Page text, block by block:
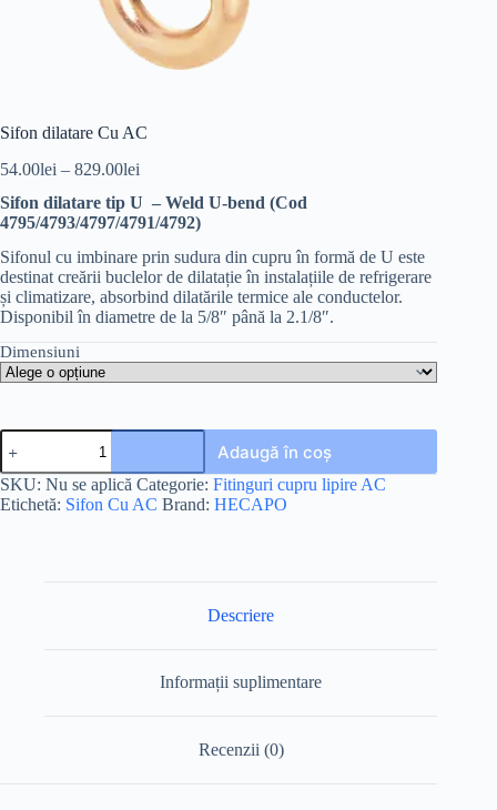
Sifon dilatare Cu AC
54.00lei – 829.00lei
Sifon dilatare tip U – Weld U-bend (Cod
4795/4793/4797/4791/4792)
Sifonul cu imbinare prin sudura din cupru în formă de U este
destinat creării buclelor de dilatație în instalațiile de refrigerare
și climatizare, absorbind dilatările termice ale conductelor.
Disponibil în diametre de la 5/8″ până la 2.1/8″.
Dimensiuni
Adaugă în coș
SKU: Nu se aplică Categorie: Fitinguri cupru lipire AC
Etichetă: Sifon Cu AC Brand: HECAPO
Descriere
Informații suplimentare
Recenzii (0)